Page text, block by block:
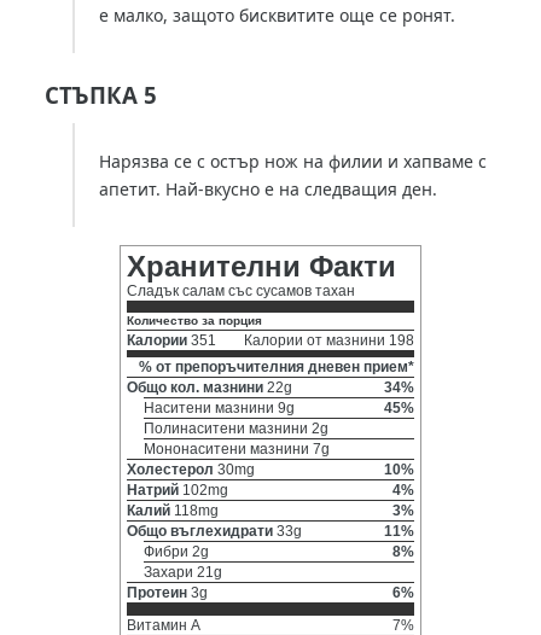
е малко, защото бисквитите още се ронят.
СТЪПКА 5
Нарязва се с остър нож на филии и хапваме с
апетит. Най-вкусно е на следващия ден.
Хранителни Факти
Сладък салам със сусамов тахан
Количество за порция
Калории 351
Калории от мазнини 198
% от препоръчителния дневен прием*
Общо кол. мазнини 22g
34%
Наситени мазнини 9g
45%
Полинаситени мазнини 2g
Мононаситени мазнини 7g
Холестерол 30mg
10%
Натрий 102mg
4%
Калий 118mg
3%
Общо въглехидрати 33g
11%
Фибри 2g
8%
Захари 21g
Протеин 3g
6%
Витамин A
7%